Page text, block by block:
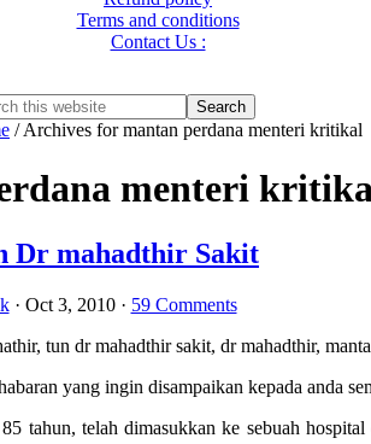
Terms and conditions
Contact Us :
Hide
/Archives for mantan perdana menteri kritikal
menteri
Dr mahadthir Sakit
· Oct 3, 2010· 59 Comments
yang ingin disampaikan kepada anda
tahun, telah dimasukkan ke sebuah